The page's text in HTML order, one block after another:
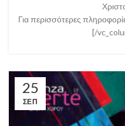
Για περισσότερες
[/
25
ΣΕΠ